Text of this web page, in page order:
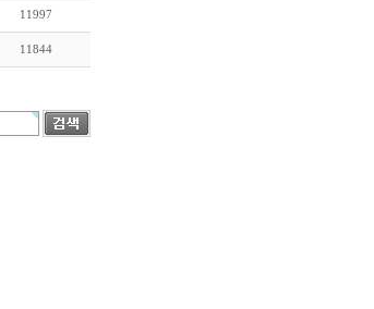
11997
11844